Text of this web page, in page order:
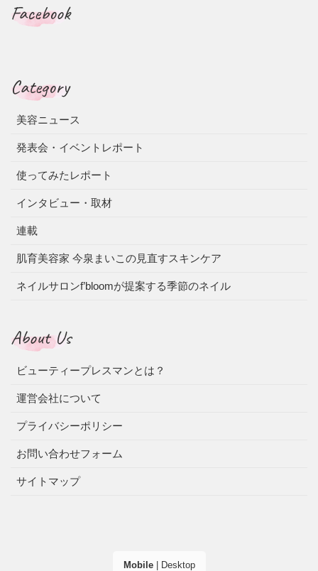
Facebook
Category
美容ニュース
発表会・イベントレポート
使ってみたレポート
インタビュー・取材
連載
肌育美容家 今泉まいこの見直すスキンケア
ネイルサロンf’bloomが提案する季節のネイル
About Us
ビューティープレスマンとは？
運営会社について
プライバシーポリシー
お問い合わせフォーム
サイトマップ
Mobile| Desktop